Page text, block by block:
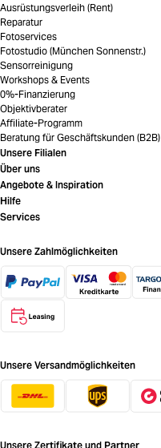
Ausrüstungsverleih (Rent)
Reparatur
Fotoservices
Fotostudio (München Sonnenstr.)
Sensorreinigung
Workshops & Events
0%-Finanzierung
Objektivberater
Affiliate-Programm
Beratung für Geschäftskunden (B2B)
Unsere Filialen
Über uns
Angebote & Inspiration
Hilfe
Services
Unsere Zahlmöglichkeiten
Unsere Versandmöglichkeiten
Unsere Zertifikate und Partner